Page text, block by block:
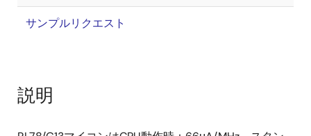
サンプルリクエスト
説明